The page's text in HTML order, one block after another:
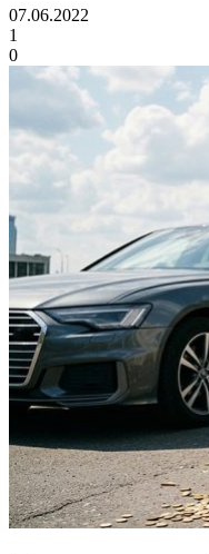
07.06.2022
1
0